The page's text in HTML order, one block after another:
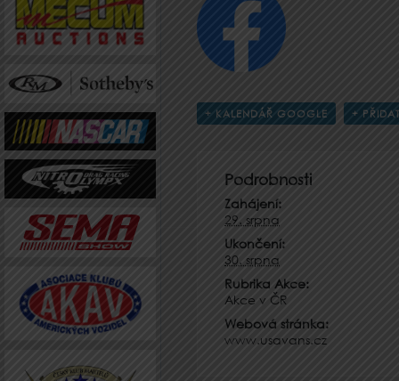
+ KALENDÁŘ GOOGLE +
Podrobnosti
Zahájení:
29. srpna
Ukončení:
30. srpna
Rubrika Akce:
Akce v ČR
Webová stránka:
www.usavans.cz